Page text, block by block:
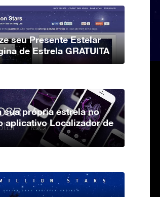
seu Presente Estelar
de Estrela GRATUITA
sua própria estrela no
aplicativo Localizador de